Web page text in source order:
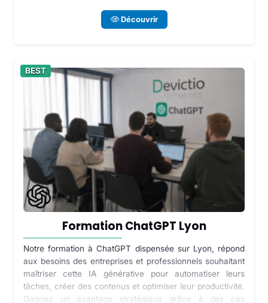
Découvrir
BEST
Formation ChatGPT Lyon
Notre formation à ChatGPT dispensée sur Lyon, répond
aux besoins des entreprises et professionnels souhaitant
maîtriser cette IA générative pour automatiser leurs
tâches, créer des contenus et optimiser leur productivité.
Gagnez un avantage stratégique grâce à des cas